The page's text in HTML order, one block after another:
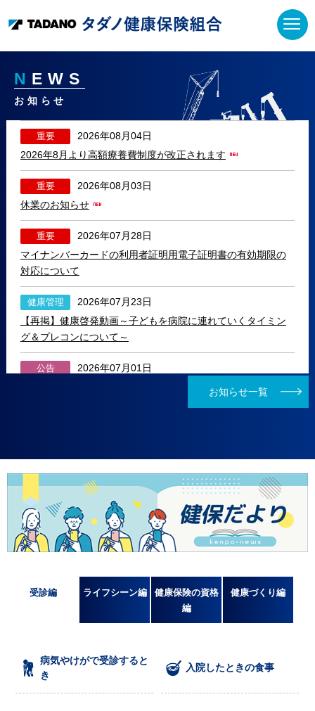
N EWS
お知らせ
重要
2026年08月04日
2026年8月より高額療養費制度が改正されます
重要
2026年08月03日
休業のお知らせ
重要
2026年07月28日
マイナンバーカードの利用者証明用電子証明書の有効期限の
対応について
健康管理
2026年07月23日
【再掲】健康啓発動画～子どもを病院に連れていくタイミン
グ＆プレコンについて～
公告
2026年07月01日
選定議員の交代について、常務理事の就任について
重要
2026年05月27日
整骨院や接骨院を受診された方へ
公告
2026年04月16日
組合規約一部改定に関する公告
負傷原因の照会と第三者行為（交通事故等）の対応について
重要
お知らせ一覧
受診編 ライフシーン編
健康保険の資格
編
健康づくり編
病気やけがで受診すると
き
入院したときの食事